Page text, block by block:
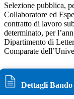
Selezione pubblica,
Collaboratore ed
contratto di lavoro
determinato, per
Dipartimento di
Comparate
Dettagli Bando